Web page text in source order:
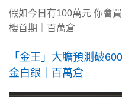
假如今日有100萬元 你會
樓首期｜百萬倉
「金王」大膽預測破
金白銀｜百萬倉